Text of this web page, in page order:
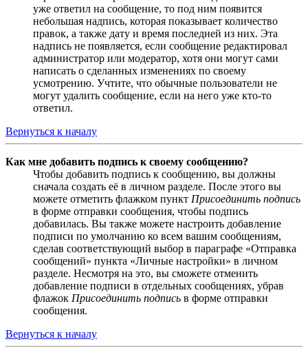
уже ответил на сообщение, то под ним появится
небольшая надпись, которая показывает количество
правок, а также дату и время последней из них. Эта
надпись не появляется, если сообщение редактировал
администратор или модератор, хотя они могут сами
написать о сделанных изменениях по своему
усмотрению. Учтите, что обычные пользователи не
могут удалить сообщение, если на него уже кто-то
ответил.
Вернуться к началу
Как мне добавить подпись к своему сообщению?
Чтобы добавить подпись к сообщению, вы должны
сначала создать её в личном разделе. После этого вы
можете отметить флажком пункт Присоединить подпись
в форме отправки сообщения, чтобы подпись
добавилась. Вы также можете настроить добавление
подписи по умолчанию ко всем вашим сообщениям,
сделав соответствующий выбор в параграфе «Отправка
сообщений» пункта «Личные настройки» в личном
разделе. Несмотря на это, вы сможете отменить
добавление подписи в отдельных сообщениях, убрав
флажок Присоединить подпись в форме отправки
сообщения.
Вернуться к началу